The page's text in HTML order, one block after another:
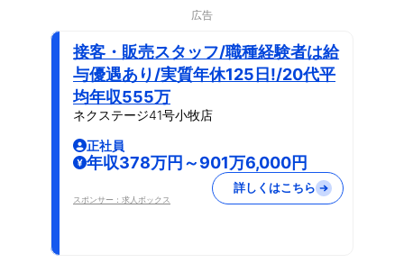
広告
接客・販売スタッフ/職種経験者は給
与優遇あり/実質年休125日!/20代平
均年収555万
ネクステージ41号小牧店
正社員
年収378万円～901万6,000円
スポンサー：求人ボックス
詳しくはこちら